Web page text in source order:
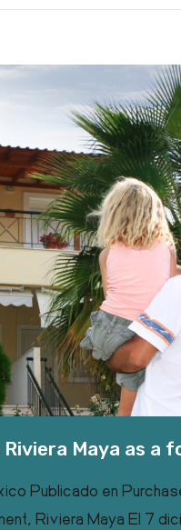
Maya as a
Publicado en
, Riviera Maya El 7